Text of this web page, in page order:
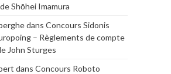
Shōhei Imamura
dans Concours Sidonis
– Règlements de compte
John Sturges
dans Concours Roboto